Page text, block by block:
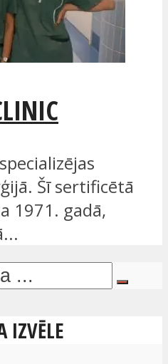
Šī sertificētā
1971. gadā,
IZVĒLE